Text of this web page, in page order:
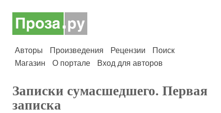
Авторы Произведения Рецензии
Поиск
Магазин
О портале Вход для авторов
Записки сумасшедшего. Первая
записка